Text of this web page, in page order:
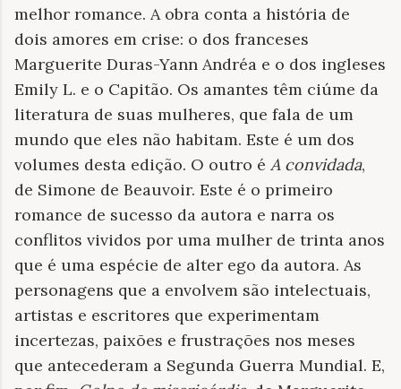
melhor romance. A obra conta a história de
dois amores em crise: o dos franceses
Marguerite Duras-Yann Andréa e o dos ingleses
Emily L. e o Capitão. Os amantes têm ciúme da
literatura de suas mulheres, que fala de um
mundo que eles não habitam. Este é um dos
volumes desta edição. O outro é A convidada,
de Simone de Beauvoir. Este é o primeiro
romance de sucesso da autora e narra os
conflitos vividos por uma mulher de trinta anos
que é uma espécie de alter ego da autora. As
personagens que a envolvem são intelectuais,
artistas e escritores que experimentam
incertezas, paixões e frustrações nos meses
que antecederam a Segunda Guerra Mundial. E,